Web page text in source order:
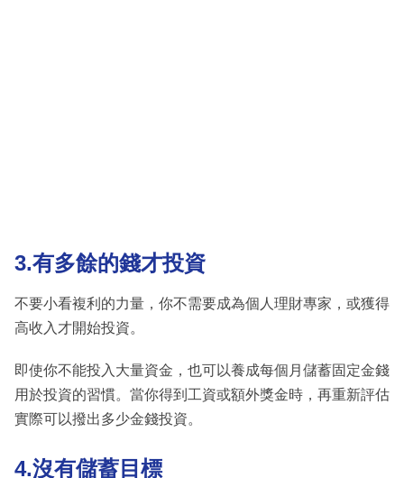
3.有多餘的錢才投資
不要小看複利的力量，你不需要成為個人理財專家，或獲得
高收入才開始投資。
即使你不能投入大量資金，也可以養成每個月儲蓄固定金錢
用於投資的習慣。當你得到工資或額外獎金時，再重新評估
實際可以撥出多少金錢投資。
4.沒有儲蓄目標